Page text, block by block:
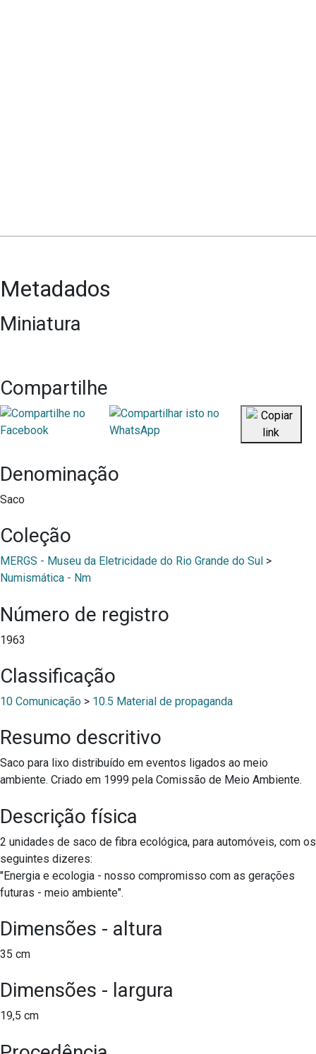
Metadados
Miniatura
Compartilhe
Denominação
Saco
Coleção
MERGS - Museu da Eletricidade do Rio Grande do Sul >
Numismática - Nm
Número de registro
1963
Classificação
10 Comunicação > 10.5 Material de propaganda
Resumo descritivo
Saco para lixo distribuído em eventos ligados ao meio
ambiente. Criado em 1999 pela Comissão de Meio Ambiente.
Descrição física
2 unidades de saco de fibra ecológica, para automóveis, com os
seguintes dizeres:
"Energia e ecologia - nosso compromisso com as gerações
futuras - meio ambiente".
Dimensões - altura
35 cm
Dimensões - largura
19,5 cm